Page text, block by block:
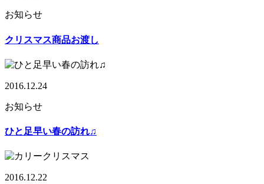
お知らせ
クリスマス商品お渡し
2016.12.24
お知らせ
ひと足早い春の訪れ♫
2016.12.22